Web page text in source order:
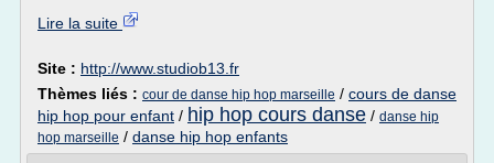
Lire la suite
Site : http://www.studiob13.fr
Thèmes liés : cour de danse hip hop marseille / cours de danse
hip hop pour enfant / hip hop cours danse / danse hip
hop marseille / danse hip hop enfants